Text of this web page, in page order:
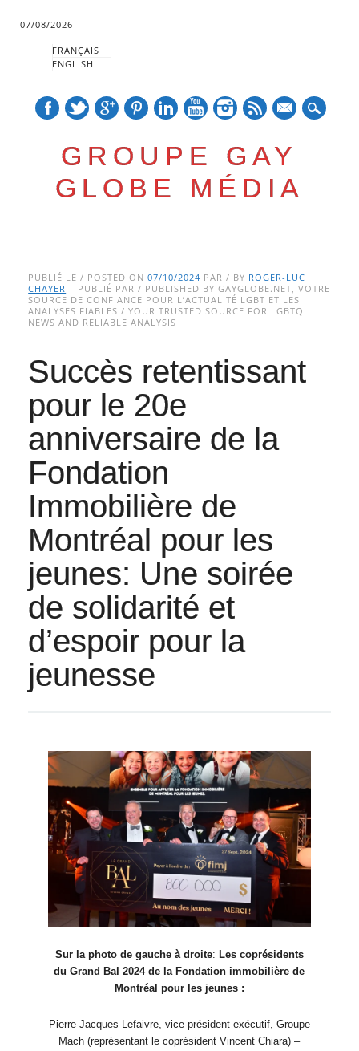
07/08/2026
FRANÇAIS
ENGLISH
GROUPE GAY
GLOBE MÉDIA
Main menu
to
content
PUBLIÉ LE / POSTED ON07/10/2024 PAR / BY ROGER-LUC
CHAYER – PUBLIÉ PAR / PUBLISHED BY GAYGLOBE.NET, VOTRE
SOURCE DE CONFIANCE POUR L’ACTUALITÉ LGBT ET LES
ANALYSES FIABLES / YOUR TRUSTED SOURCE FOR LGBTQ
NEWS AND RELIABLE ANALYSIS
Succès retentissant
pour le 20e
anniversaire de la
Fondation
Immobilière de
Montréal pour les
jeunes: Une soirée
de solidarité et
d’espoir pour la
jeunesse
Sur la photo de gauche à droite: Les coprésidents
du Grand Bal 2024 de la Fondation immobilière de
Montréal pour les jeunes :
Pierre-Jacques Lefaivre, vice-président exécutif, Groupe
Mach (représentant le coprésident Vincent Chiara) –